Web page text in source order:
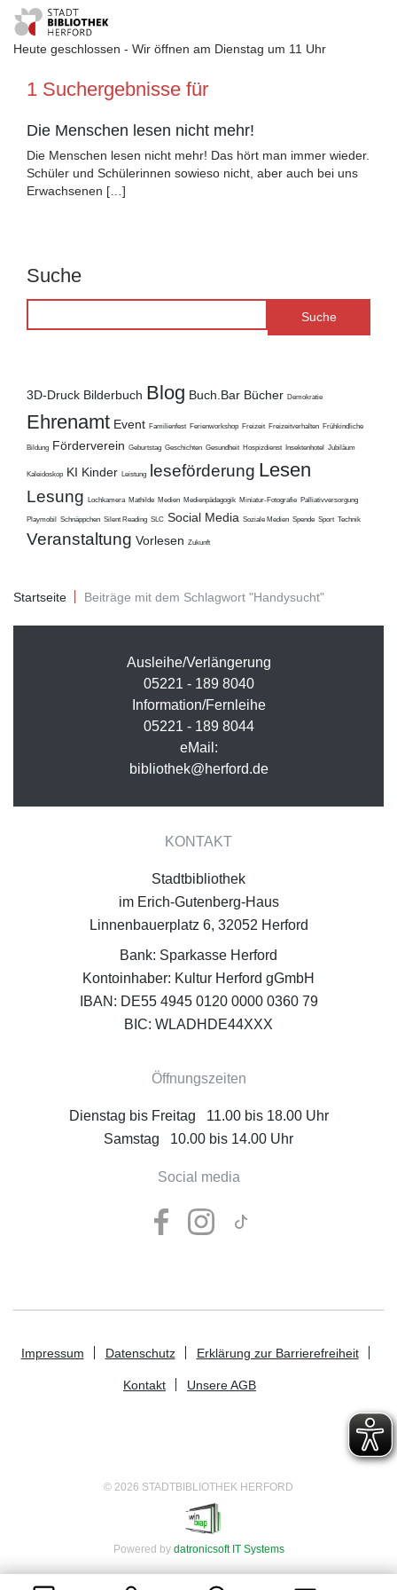
Visuelle
Heute geschlossen - Wir öffnen am Dienstag um 11 Uhr
1 Suchergebnisse für
Die Menschen lesen nicht mehr!
Die Menschen lesen nicht mehr! Das hört man immer wieder.
Schüler und Schülerinnen sowieso nicht, aber auch bei uns
Erwachsenen […]
Suche
3D-Druck Bilderbuch Blog Buch.Bar Bücher Demokratie
Ehrenamt Event Familienfest Ferienworkshop Freizeit Freizeitverhalten Frühkindliche
Bildung Förderverein Geburtstag Geschichten Gesundheit Hospizdienst Insektenhotel Jubiläum
Kaleidoskop KI Kinder Leistung leseförderung Lesen
Lesung Lochkamera Mathilde Medien Medienpädagogik Miniatur-Fotografie Palliativversorgung
Playmobil Schnäppchen Silent Reading SLC Social Media Soziale Medien Spende Sport Technik
Veranstaltung Vorlesen Zukunft
Startseite Beiträge mit dem Schlagwort "Handysucht"
Ausleihe/Verlängerung
05221 - 189 8040
Information/Fernleihe
05221 - 189 8044
eMail:
bibliothek@herford.de
KONTAKT
Stadtbibliothek
im Erich-Gutenberg-Haus
Linnenbauerplatz 6, 32052 Herford
Bank: Sparkasse Herford
Kontoinhaber: Kultur Herford gGmbH
IBAN: DE55 4945 0120 0000 0360 79
BIC: WLADHDE44XXX
Öffnungszeiten
Dienstag bis Freitag 11.00 bis 18.00 Uhr
Samstag 10.00 bis 14.00 Uhr
Social media
Impressum Datenschutz Erklärung zur Barrierefreiheit
Kontakt Unsere AGB
© 2026 STADTBIBLIOTHEK HERFORD
Powered by datronicsoft IT Systems